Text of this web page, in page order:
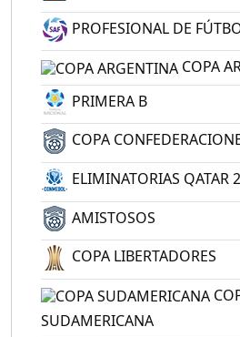
PROFESIONAL DE
COPA
PRIMERA B
COPA
ELIMINATORIAS QATAR
AMISTOSOS
COPA LIBERTADORES
SUDAMERICANA